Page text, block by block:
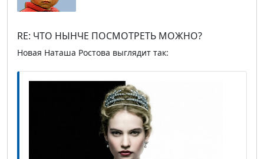
RE: ЧТО НЫНЧЕ ПОСМОТРЕТЬ МОЖНО?
Новая Наташа Ростова выглядит так: